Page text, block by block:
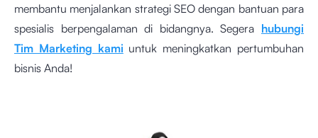
membantu menjalankan strategi SEO dengan bantuan para
spesialis berpengalaman di bidangnya. Segera hubungi
Tim Marketing kami untuk meningkatkan pertumbuhan
bisnis Anda!